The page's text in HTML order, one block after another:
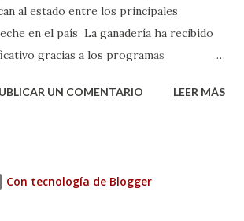
al estado entre los principales
en el país La ganadería ha recibido
gracias a los programas
firme y decidido al campo, la
de la mano con los productores
UN COMENTARIO LEER MÁS
Con tecnología de Blogger